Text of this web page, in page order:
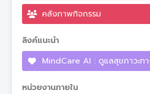
คลังภาพกิจกรรม
ลิงค์แนะนำ
MindCare AI : ดูแลสุขภาวะท
หน่วยงานภายใน